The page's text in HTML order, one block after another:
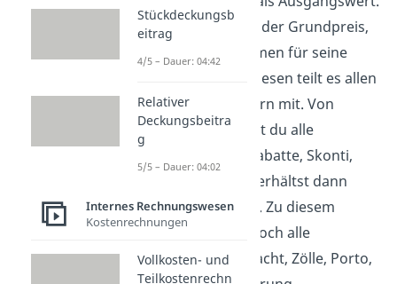
Der Listenpreis ist der Grundpreis,
den ein Unternehmen für seine
Waren verlangt. Diesen teilt es allen
potentiellen Käufern mit. Von
diesem Preis ziehst du alle
(Rabatte, Skonti,
Boni, etc.) ab und erhältst dann
denEinkaufspreis . Zu diesem
addierst du jetzt noch alle
Bezugskosten
(Fracht, Zölle, Porto,
Stückdeckungsb
eitrag
4/5 – Dauer: 04:42
Relativer
Deckungsbeitra
g
5/5 – Dauer: 04:02
Internes Rechnungswesen
Kostenrechnungen
Vollkosten- und
Teilkostenrechn